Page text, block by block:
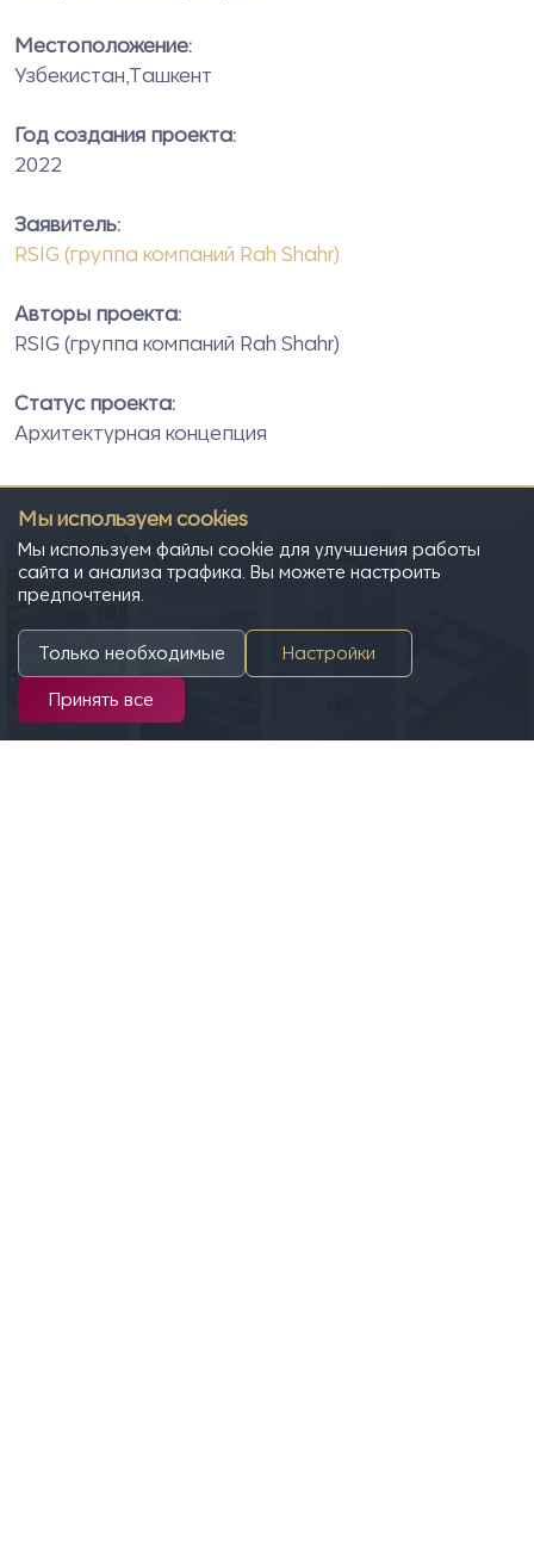
Местоположение:
Узбекистан,Ташкент
Год создания проекта:
2022
Заявитель:
RSIG (группа компаний Rah Shahr)
Авторы проекта:
RSIG (группа компаний Rah Shahr)
Статус проекта:
Архитектурная концепция
Мы используем cookies
Мы используем файлы cookie для улучшения работы
сайта и анализа трафика. Вы можете настроить
предпочтения.
Только необходимые Настройки
Принять все